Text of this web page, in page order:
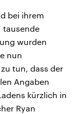
bei ihrem
tausende
wurden
nun
tun, dass der
Angaben
kürzlich in
Ryan